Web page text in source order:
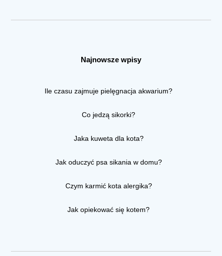
Najnowsze wpisy
Ile czasu zajmuje pielęgnacja akwarium?
Co jedzą sikorki?
Jaka kuweta dla kota?
Jak oduczyć psa sikania w domu?
Czym karmić kota alergika?
Jak opiekować się kotem?